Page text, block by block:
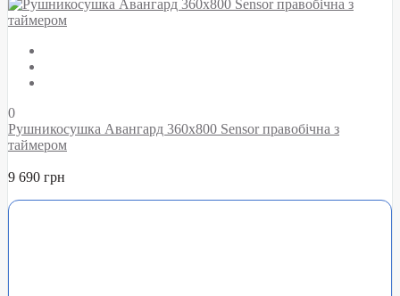
0
Рушникосушка Авангард 360х800 Sensor правобічна з
таймером
9 690 грн